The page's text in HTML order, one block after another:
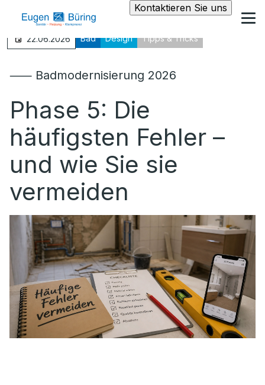
Kontaktieren Sie uns
22.06.2026 Bad Design Tipps & Tricks
⸺ Badmodernisierung 2026
Phase 5: Die
häufigsten Fehler –
und wie Sie sie
vermeiden